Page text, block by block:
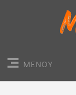
ΜΕΝΟΥ